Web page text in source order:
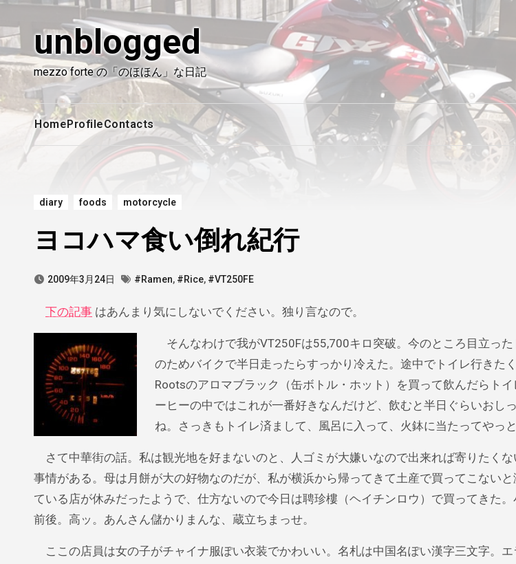
容
を
ス
ッ
unblogged
mezzo forte の「のほほん」な日記
HomeProfileContacts
diary foods motorcycle
ヨコハマ食い倒れ紀行
2009年3月24日 #Ramen, #Rice, #VT250FE
下の記事 はあんまり気にしないでください。独り言なので。
そんなわけで我がVT250Fは55,700キロ突破。今のところ目立っ
のためバイクで半日走ったらすっかり冷えた。途中でトイレ行きた
Rootsのアロマブラック（缶ボトル・ホット）を買って飲んだらト
ーヒーの中ではこれが一番好きなんだけど、飲むと半日ぐらいおし
ね。さっきもトイレ済まして、風呂に入って、火鉢に当たってやっと
さて中華街の話。私は観光地を好まないのと、人ゴミが大嫌いなので出来れば寄りたく
事情がある。母は月餅が大の好物なのだが、私が横浜から帰ってきて土産で買ってこない
ている店が休みだったようで、仕方ないので今日は聘珍樓（ヘイチンロウ）で買ってきた
前後。高ッ。あんさん儲かりまんな、蔵立ちまっせ。
ここの店員は女の子がチャイナ服ぽい衣装でかわいい。名札は中国名ぽい漢字三文字。